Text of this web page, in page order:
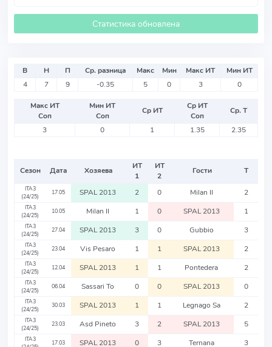
Статистика обновлена
В Н П Ср. разница Макс Мин Макс ИТ
Мин ИТ
4
7 9 -0.35 5 0 3 0
Макс ИТ
Соп
Мин ИТ
Соп
Ср ИТ
Ср ИТ
Соп
Ср. Т
3
0 1 1.35 2.35
Сезон Дата Хозяева
ИТ
1
ИТ
2
Гости Т
ITA3
(24/25)
17.05 SPAL 2013 2 0 Milan II 2
ITA3
(24/25)
10.05 Milan II 1 0 SPAL 2013 1
ITA3
(24/25)
27.04 SPAL 2013 3 0 Gubbio 3
ITA3
(24/25)
23.04 Vis Pesaro 1 1 SPAL 2013 2
ITA3
(24/25)
12.04 SPAL 2013 1 1 Pontedera 2
ITA3
(24/25)
06.04 Sassari To 0 0 SPAL 2013 0
ITA3
(24/25)
30.03 SPAL 2013 1 1 Legnago Sa 2
ITA3
(24/25)
23.03 Asd Pineto 3 2 SPAL 2013 5
ITA3
17.03 SPAL 2013 0 3 Ternana 3